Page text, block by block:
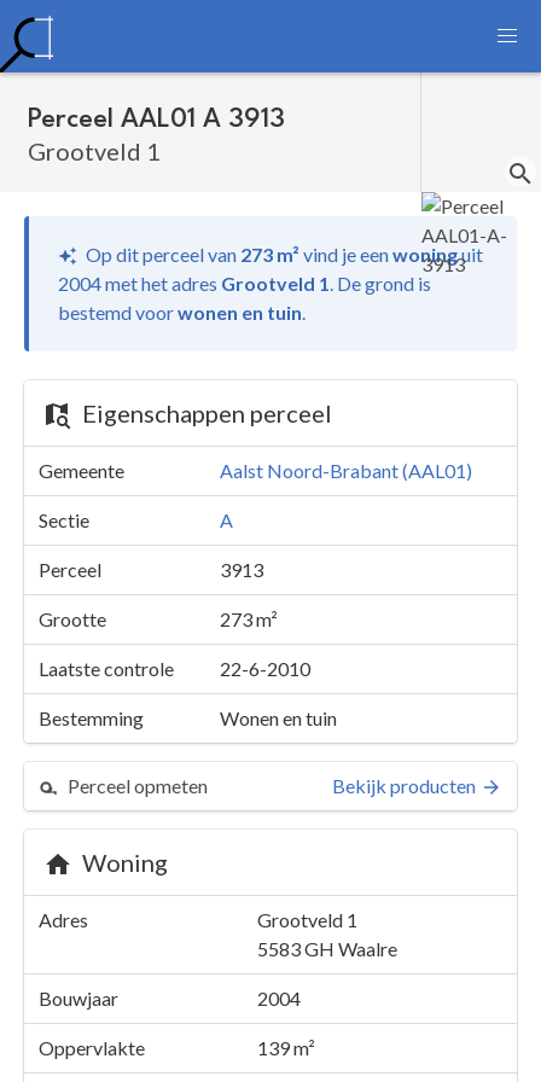
Perceel AAL01 A 3913
Grootveld 1
Op dit perceel van 273 m² vind jeeenwoninguit
2004 met het adres Grootveld 1. De grond is
bestemd voorwonen en tuin.
Eigenschappen perceel
Gemeente Aalst Noord-Brabant (AAL01)
Sectie A
Perceel 3913
Grootte 273 m²
Laatste controle 22-6-2010
Bestemming Wonen en tuin
Perceel opmeten Bekijk producten
Woning
Adres
Grootveld 1
5583 GH Waalre
Bouwjaar 2004
Oppervlakte 139 m²
Perceel 3913
Kaarten en rapporten